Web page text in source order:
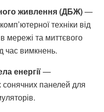
живлення (ДБЖ)—
техніки від
мережі та миттєвого
час вимкнень.
енергії—
сонячних панелей для